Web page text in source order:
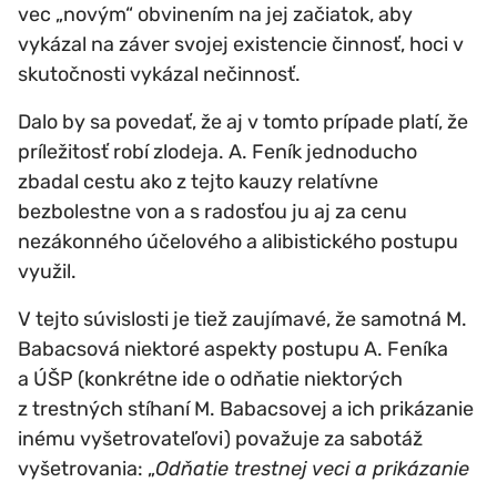
vec „novým“ obvinením na jej začiatok, aby
vykázal na záver svojej existencie činnosť, hoci v
skutočnosti vykázal nečinnosť.
Dalo by sa povedať, že aj v tomto prípade platí, že
príležitosť robí zlodeja. A. Feník jednoducho
zbadal cestu ako z tejto kauzy relatívne
bezbolestne von a s radosťou ju aj za cenu
nezákonného účelového a alibistického postupu
využil.
V tejto súvislosti je tiež zaujímavé, že samotná M.
Babacsová niektoré aspekty postupu A. Feníka
a ÚŠP (konkrétne ide o odňatie niektorých
z trestných stíhaní M. Babacsovej a ich prikázanie
inému vyšetrovateľovi) považuje za sabotáž
vyšetrovania: „Odňatie trestnej veci a prikázanie